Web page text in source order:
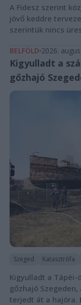
A Fidesz szerint
jövő keddre
szerintük nincs
BELFÖLD 2026.
Kigyulladt a
gőzhajó
Szeged Katasztrófa
Kigyulladt a Tápéi-
gőzhajó
terjedt át a hajóra.